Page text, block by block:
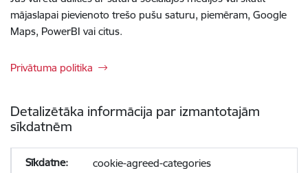
mājaslapai pievienoto trešo pušu saturu, piemēram, Google
Maps, PowerBI vai citus.
Privātuma politika
Detalizētāka informācija par izmantotajām
sīkdatnēm
cookie-agreed-categories